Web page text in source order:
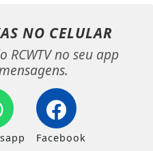
NO CELULAR
RCWTV no seu app
Facebook